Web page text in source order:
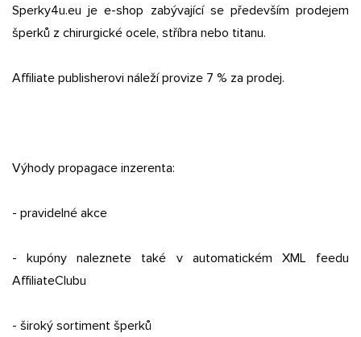
Sperky4u.eu je e-shop zabývající se především prodejem
šperků z chirurgické ocele, stříbra nebo titanu.
Affiliate publisherovi náleží provize 7 % za prodej.
Výhody propagace inzerenta:
- pravidelné akce
- kupóny naleznete také v automatickém XML feedu
AffiliateClubu
- široký sortiment šperků